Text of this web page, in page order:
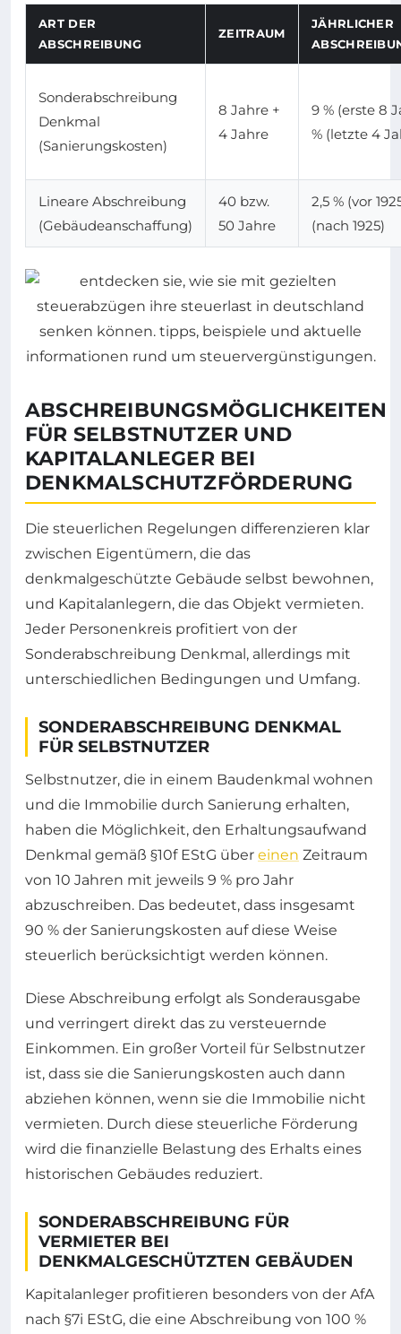
ART DER
ABSCHREIBUNG
ZEITRAUM
JÄHRLICHER
Sonderabschreibung
Denkmal
(Sanierungskosten)
8 Jahre +
4 Jahre
9 % (erste 8
% (letzte 4
Lineare Abschreibung
(Gebäudeanschaffung)
40 bzw.
50 Jahre
2,5 % (vor
(nach 1925)
ABSCHREIBUNGSMÖGLICHKEITEN
FÜR SELBSTNUTZER UND
KAPITALANLEGER BEI
DENKMALSCHUTZFÖRDERUNG
Die steuerlichen Regelungen differenzieren klar
zwischen Eigentümern, die das
denkmalgeschützte Gebäude selbst bewohnen,
und Kapitalanlegern, die das Objekt vermieten.
Jeder Personenkreis profitiert von der
Sonderabschreibung Denkmal, allerdings mit
unterschiedlichen Bedingungen und Umfang.
SONDERABSCHREIBUNG DENKMAL
FÜR SELBSTNUTZER
Selbstnutzer, die in einem Baudenkmal wohnen
und die Immobilie durch Sanierung erhalten,
haben die Möglichkeit, den Erhaltungsaufwand
Denkmal gemäß §10f EStG über einen Zeitraum
von 10 Jahren mit jeweils 9 % pro Jahr
abzuschreiben. Das bedeutet, dass insgesamt
90 % der Sanierungskosten auf diese Weise
steuerlich berücksichtigt werden können.
Diese Abschreibung erfolgt als Sonderausgabe
und verringert direkt das zu versteuernde
Einkommen. Ein großer Vorteil für Selbstnutzer
ist, dass sie die Sanierungskosten auch dann
abziehen können, wenn sie die Immobilie nicht
vermieten. Durch diese steuerliche Förderung
wird die finanzielle Belastung des Erhalts eines
historischen Gebäudes reduziert.
SONDERABSCHREIBUNG FÜR
VERMIETER BEI
DENKMALGESCHÜTZTEN GEBÄUDEN
Kapitalanleger profitieren besonders von der AfA
nach §7i EStG, die eine Abschreibung von 100 %